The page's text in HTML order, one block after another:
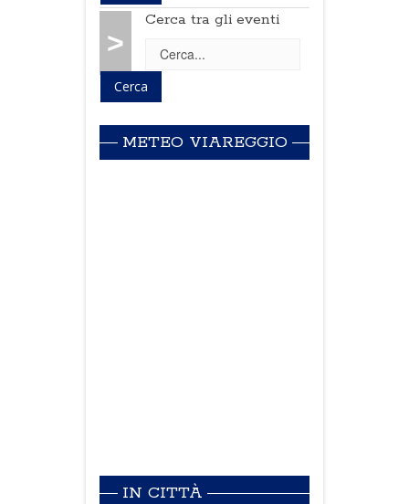
>
Cerca tra gli eventi
METEO VIAREGGIO
IN CITTÀ